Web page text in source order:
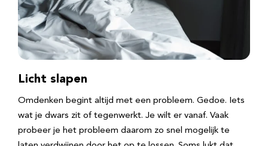
Licht slapen
Omdenken begint altijd met een probleem. Gedoe. Iets
wat je dwars zit of tegenwerkt. Je wilt er vanaf. Vaak
probeer je het probleem daarom zo snel mogelijk te